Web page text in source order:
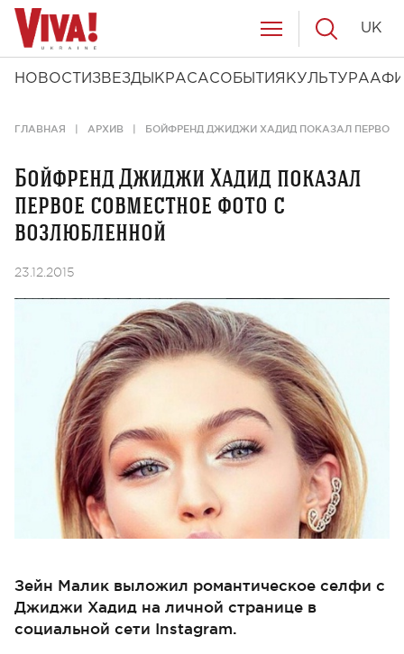
НОВОСТИ ЗВЕЗДЫ КРАСАСОБЫТИЯ КУЛЬТУРА
UK
ГЛАВНАЯ АРХИВ БОЙФРЕНД ДЖИДЖИ ХАДИД ПОКАЗАЛ ПЕРВОЕ
Бойфренд Джиджи Хадид показал
первое совместное фото с
возлюбленной
23.12.2015
Зейн Малик выложил романтическое селфи с
Джиджи Хадид на личной странице в
социальной сети Instagram.